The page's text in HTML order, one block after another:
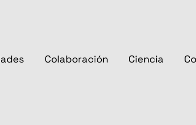
Colaboración Ciencia